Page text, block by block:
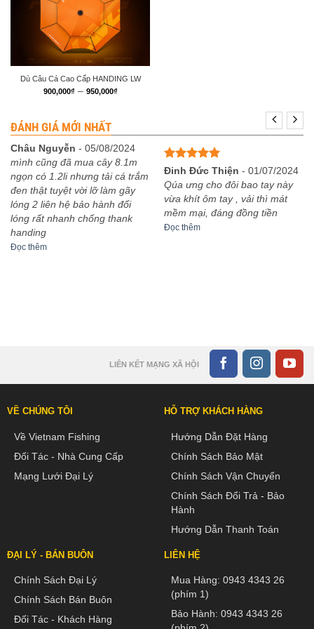
Dù Câu Cá Cao Cấp HANDING LW
900,000₫ – 950,000₫Khoảng
950,000₫
ĐÁNH GIÁ MỚI NHẤT
Châu Nguyễn - 05/08/2024
mình cũng đã mua cây 8.1m
ngọn có 1.2li nhưng tải cá trắm
đen thật tuyệt vời lỡ làm gãy
lóng 2 liên hệ bảo hành đổi
lóng rất nhanh chống thank
handing
Đọc thêm
Được xếp
hạng
sao
Đinh Đức Thiện - 01/07/2024
Qúa ưng cho đôi bao tay này
vừa khít ôm tay , vải thì mát
mềm mại, đáng đồng tiền
Đọc thêm
LIÊN KẾT MẠNG XÃ HỘI
VỀ CHÚNG TÔI
Về Vietnam Fishing
Đối Tác - Nhà Cung Cấp
Mạng Lưới Đại Lý
HỖ TRỢ KHÁCH HÀNG
Hướng Dẫn Đặt Hàng
Chính Sách Bảo Mật
Chính Sách Vận Chuyển
Chính Sách Đổi Trả - Bảo
Hành
Hướng Dẫn Thanh Toán
ĐẠI LÝ - BÁN BUÔN
Chính Sách Đại Lý
Chính Sách Bán Buôn
Đối Tác - Khách Hàng
LIÊN HỆ
Mua Hàng: 0943 4343 26
(phím 1)
Bảo Hành: 0943 4343 26